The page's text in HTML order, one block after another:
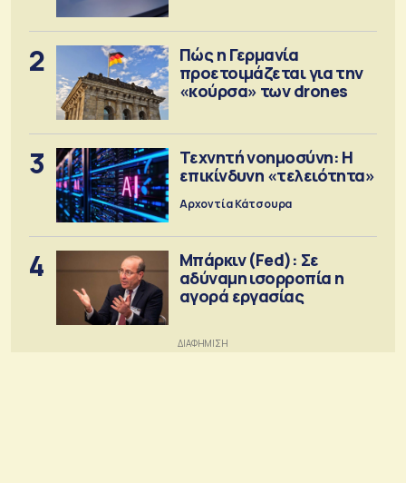
2
Πώς η Γερμανία
προετοιμάζεται για την
«κούρσα» των drones
3
Τεχνητή νοημοσύνη: Η
επικίνδυνη «τελειότητα»
Αρχοντία Κάτσουρα
4
Μπάρκιν (Fed): Σε
αδύναμη ισορροπία η
αγορά εργασίας